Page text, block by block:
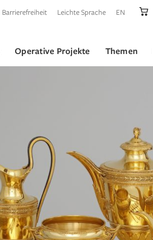
Barrierefreiheit Leichte Sprache EN
Operative Projekte Themen